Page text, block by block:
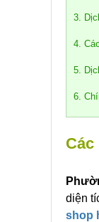
3.
4.
5.
6.
diện
shop